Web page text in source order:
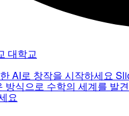
대학교
AI로 창작을 시작하세요
방식으로 수학의 세계를 발
요